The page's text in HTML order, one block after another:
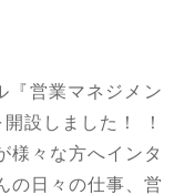
『営業マネジメン
設しました！ ！
様々な方へインタ
の日々の仕事、営